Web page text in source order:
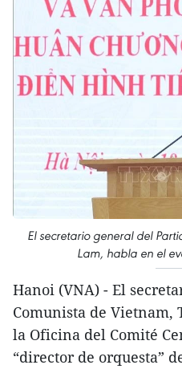
El secretario general del
Lam, habla en el
Hanoi (VNA) - El
Comunista de Vietnam,
la Oficina del Comité
“director de orquesta”